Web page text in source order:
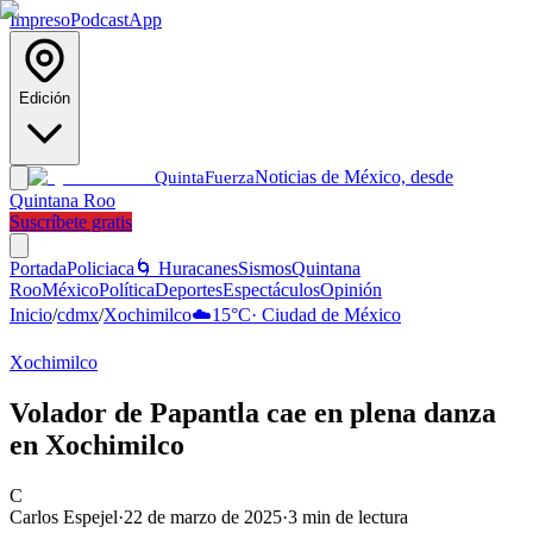
ImpresoPodcastApp
Edición
QuintaFuerzaNoticias de México, desde
Quintana Roo
Suscríbete gratis
PortadaPoliciaca 🌀 HuracanesSismosQuintana
RooMéxicoPolíticaDeportesEspectáculosOpinión
Inicio/cdmx/Xochimilco☁️15°C· Ciudad de México
Xochimilco
Volador de Papantla cae en plena danza
en Xochimilco
C
Carlos Espejel·22 de marzo de 2025·3 min de lectura